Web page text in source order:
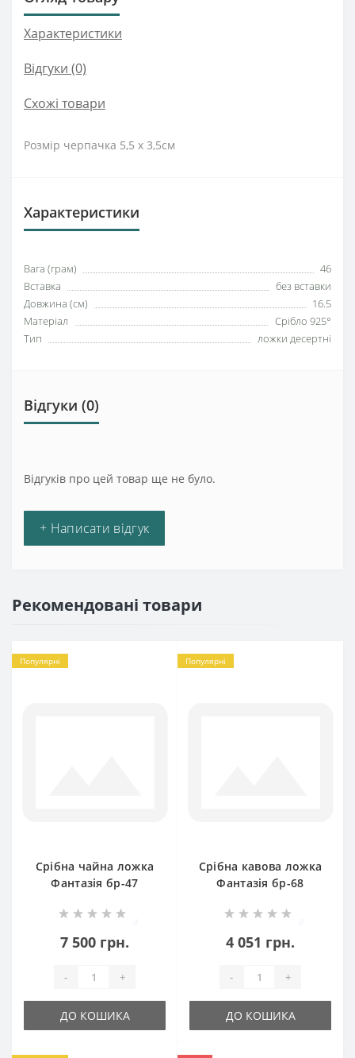
Характеристики
Відгуки (0)
Схожі товари
Розмір черпачка 5,5 х 3,5см
Характеристики
Вага (грам)
46
Вставка
без вставки
Довжина (см)
16.5
Матеріал
Срібло 925°
Тип
ложки десертні
Відгуки (0)
Відгуків про цей товар ще не було.
+ Написати відгук
Рекомендовані товари
Популярні
Срібна чайна ложка
Фантазія бр-47
7 500 грн.
- +
ДО КОШИКА
Популярні
Срібна кавова ложка
Фантазія бр-68
4 051 грн.
- +
ДО КОШИКА